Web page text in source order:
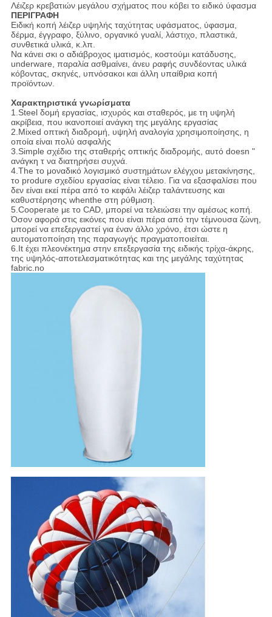
Λέιζερ κρεβατιών μεγάλου σχήματος που κόβει το ειδικό ύφασμα
ΠΕΡΙΓΡΑΦΗ
Ειδική κοπή λέιζερ υψηλής ταχύτητας υφάσματος, ύφασμα,
δέρμα, έγγραφο, ξύλινο, οργανικό γυαλί, λάστιχο, πλαστικά,
συνθετικά υλικά, κ.λπ.
Να κάνει σκι ο αδιάβροχος ιματισμός, κοστούμι κατάδυσης,
underware, παραλία ασθμαίνει, άνευ ραφής συνδέοντας υλικά
κόβοντας, σκηνές, υπνόσακοι και άλλη υπαίθρια κοπή
προϊόντων.
Χαρακτηριστικά γνωρίσματα
1.Steel δομή εργασίας, ισχυρός και σταθερός, με τη υψηλή
ακρίβεια, που ικανοποιεί ανάγκη της μεγάλης εργασίας
2.Mixed οπτική διαδρομή, υψηλή αναλογία χρησιμοποίησης, η
οποία είναι πολύ ασφαλής
3.Simple σχέδιο της σταθερής οπτικής διαδρομής, αυτό doesn "
ανάγκη τ να διατηρήσει συχνά.
4.The το μοναδικό λογισμικό συστημάτων ελέγχου μετακίνησης,
το produre σχεδίου εργασίας είναι τέλειο. Για να εξασφαλίσει που
δεν είναι εκεί πέρα από το κεφάλι λέιζερ ταλάντευσης και
καθυστέρησης whenthe στη ρύθμιση.
5.Cooperate με το CAD, μπορεί να τελειώσει την αμέσως κοπή.
Όσον αφορά στις εικόνες που είναι πέρα από την τέμνουσα ζώνη,
μπορεί να επεξεργαστεί για έναν άλλο χρόνο, έτσι ώστε η
αυτοματοποίηση της παραγωγής πραγματοποιείται.
6.It έχει πλεονέκτημα στην επεξεργασία της ειδικής τρίχα-άκρης,
της υψηλός-αποτελεσματικότητας και της μεγάλης ταχύτητας
fabric.no